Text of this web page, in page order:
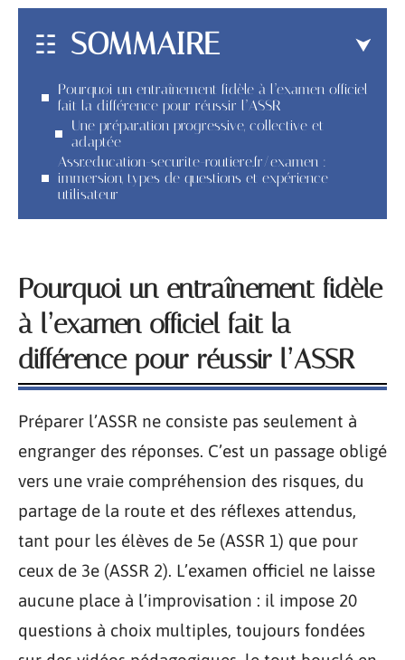
SOMMAIRE
Pourquoi un entraînement fidèle à l’examen officiel
fait la différence pour réussir l’ASSR
Une préparation progressive, collective et
adaptée
Assr.education-securite-routiere.fr/examen :
immersion, types de questions et expérience
utilisateur
Pourquoi un entraînement fidèle
à l’examen officiel fait la
différence pour réussir l’ASSR
Préparer l’ASSR ne consiste pas seulement à
engranger des réponses. C’est un passage obligé
vers une vraie compréhension des risques, du
partage de la route et des réflexes attendus,
tant pour les élèves de 5e (ASSR 1) que pour
ceux de 3e (ASSR 2). L’examen officiel ne laisse
aucune place à l’improvisation : il impose 20
questions à choix multiples, toujours fondées